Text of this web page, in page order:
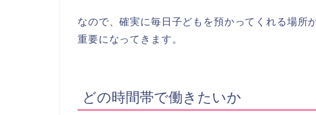
なので、確実に毎日子どもを預かってくれる場所
重要になってきます。
どの時間帯で働きたいか